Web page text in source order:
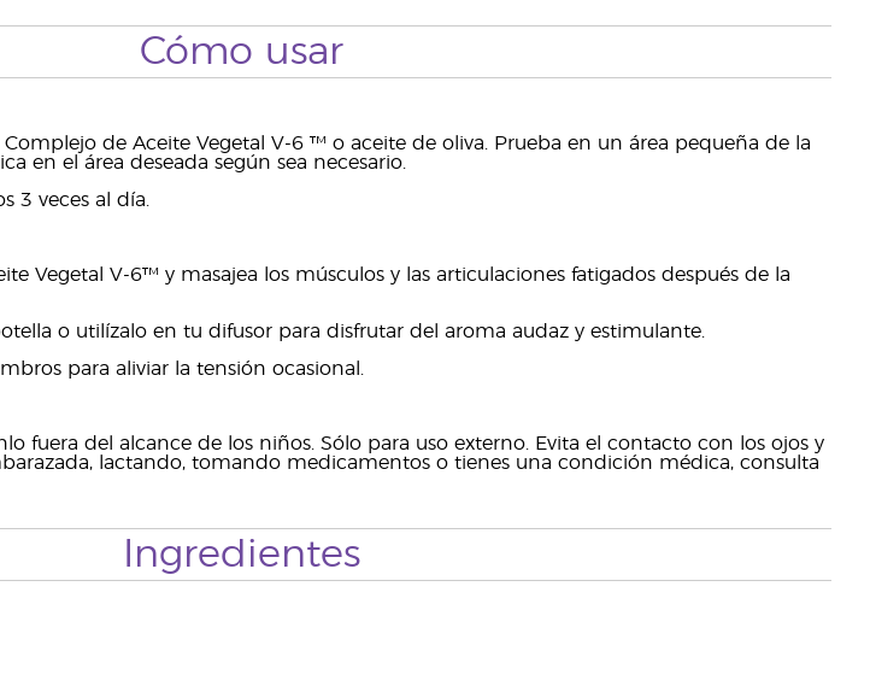
Cómo usar
de Aceite Vegetal V-6 ™ o aceite de oliva. Prueba en un área pequeña de la
en el área deseada según sea necesario.
3 veces al día.
Vegetal V-6™ y masajea los músculos y las articulaciones fatigados después de la
o utilízalo en tu difusor para disfrutar del aroma audaz y estimulante.
para aliviar la tensión ocasional.
fuera del alcance de los niños. Sólo para uso externo. Evita el contacto con los ojos y
lactando, tomando medicamentos o tienes una condición médica, consulta
Ingredientes